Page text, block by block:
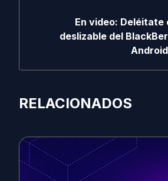
En video: Deléitate
deslizable del
RELACIONADOS